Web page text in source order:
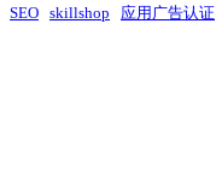
SEO skillshop 应用广告认证